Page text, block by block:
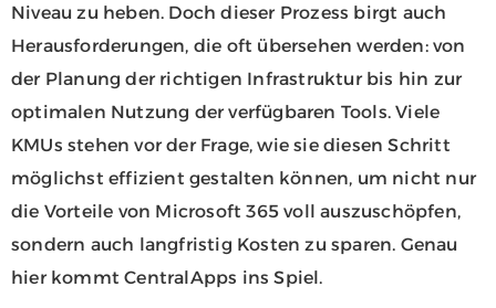
Niveau zu heben. Doch dieser Prozess birgt auch
Herausforderungen, die oft übersehen werden: von
der Planung der richtigen Infrastruktur bis hin zur
optimalen Nutzung der verfügbaren Tools. Viele
KMUs stehen vor der Frage, wie sie diesen Schritt
möglichst effizient gestalten können, um nicht nur
die Vorteile von Microsoft 365 voll auszuschöpfen,
sondern auch langfristig Kosten zu sparen. Genau
hier kommt CentralApps ins Spiel.